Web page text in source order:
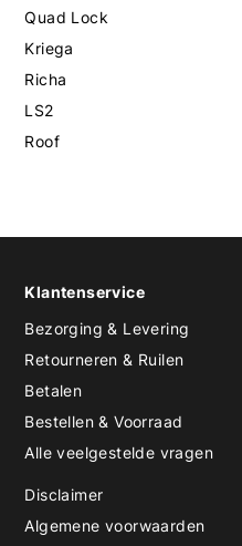
Quad Lock
Kriega
Richa
LS2
Roof
Klantenservice
Bezorging & Levering
Retourneren & Ruilen
Betalen
Bestellen & Voorraad
Alle veelgestelde vragen
Disclaimer
Algemene voorwaarden